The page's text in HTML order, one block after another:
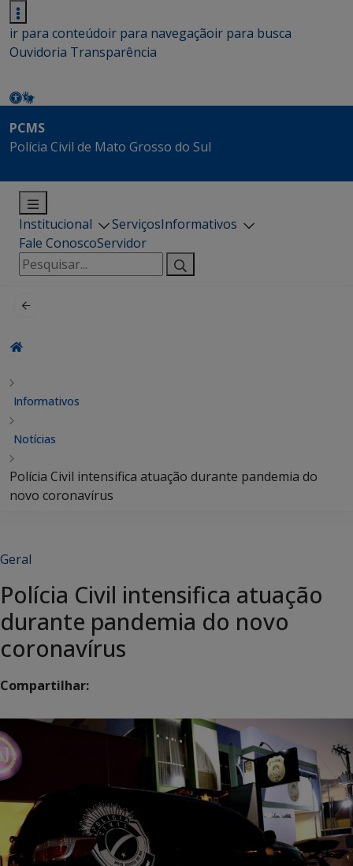
ir para conteúdoir para navegaçãoir para busca
Ouvidoria Transparência
PCMS
Polícia Civil de Mato Grosso do Sul
Institucional ServiçosInformativos
Fale ConoscoServidor
Pesquisar
por:
Informativos
Notícias
Polícia Civil intensifica atuação durante pandemia do
novo coronavírus
Geral
Polícia Civil intensifica atuação
durante pandemia do novo
coronavírus
Compartilhar: